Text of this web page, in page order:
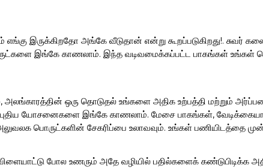
இருக்கிறதோ அங்கே வீடுதான் என்று கூறப்படுகிறது!. சுவர்
இங்கே காணலாம். இந்த வடிவமைக்கப்பட்ட பாகங்கள் உங்கள்
ஒரு தொடுதல் உங்களை அதிக உற்பத்தி மற்றும்
யோசனைகளை இங்கே காணலாம். மேசை பாகங்கள்,
பொருட்களின் சேகரிப்பை உலாவவும். உங்கள் பணியிடத்தை
போல உணரும் அதே வழியில் பதில்களைக்